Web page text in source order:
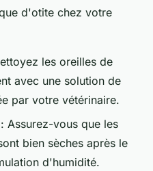
d'otite chez votre
les oreilles de
avec une solution de
par votre vétérinaire.
: Assurez-vous que les
bien sèches après le
d'humidité.